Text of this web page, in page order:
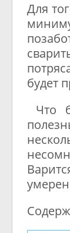
Для
будет
Что